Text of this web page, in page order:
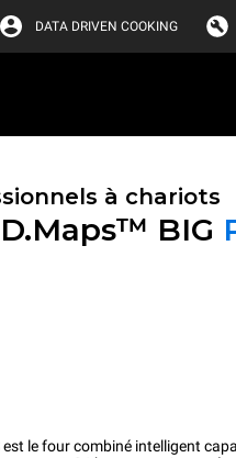
DATA DRIVEN COOKING
à chariots
BIG
est le four combiné intelligent